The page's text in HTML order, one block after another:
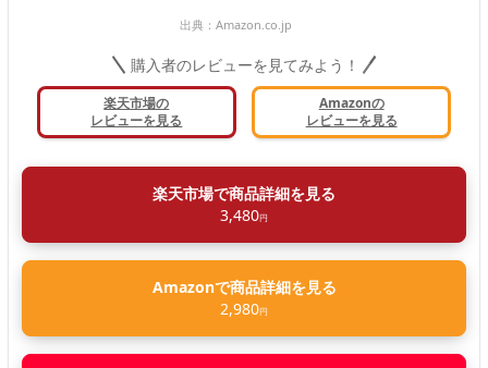
出典： Amazon.co.jp
購入者のレビューを見てみよう！
楽天市場の
レビューを見る
Amazonの
レビューを見る
楽天市場で商品詳細を見る
3,480円
Amazonで商品詳細を見る
2,980円